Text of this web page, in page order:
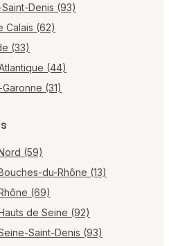
Denis (93)
Calais (62)
(33)
(44)
(31)
(59)
du-Rhône (13)
(69)
de Seine (92)
Saint-Denis (93)